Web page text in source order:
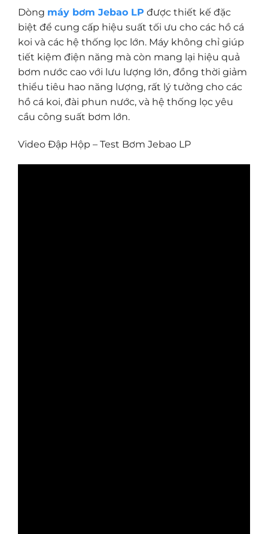
Dòng máy bơm Jebao LP được thiết kế đặc
biệt để cung cấp hiệu suất tối ưu cho các hồ cá
koi và các hệ thống lọc lớn. Máy không chỉ giúp
tiết kiệm điện năng mà còn mang lại hiệu quả
bơm nước cao với lưu lượng lớn, đồng thời giảm
thiểu tiêu hao năng lượng, rất lý tưởng cho các
hồ cá koi, đài phun nước, và hệ thống lọc yêu
cầu công suất bơm lớn.
Video Đập Hộp – Test Bơm Jebao LP